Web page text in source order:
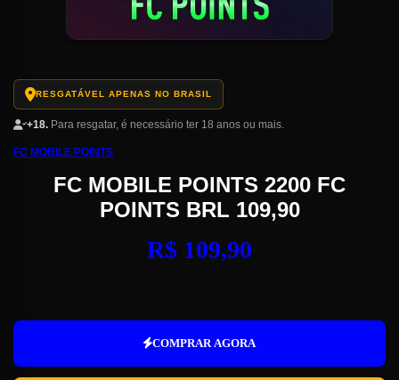
RESGATÁVEL APENAS NO BRASIL
+18. Para resgatar, é necessário ter 18 anos ou mais.
FC MOBILE POINTS
FC MOBILE POINTS 2200 FC
POINTS BRL 109,90
R$ 109,90
Mobile
FC
COMPRAR AGORA